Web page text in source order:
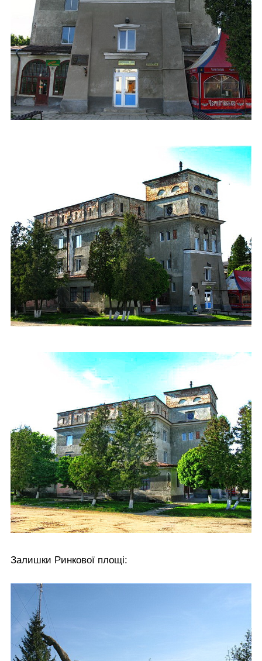
Залишки Ринкової площі: